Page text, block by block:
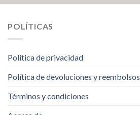
POLÍTICAS
Politica de privacidad
Política de devoluciones y reembolsos
Términos y condiciones